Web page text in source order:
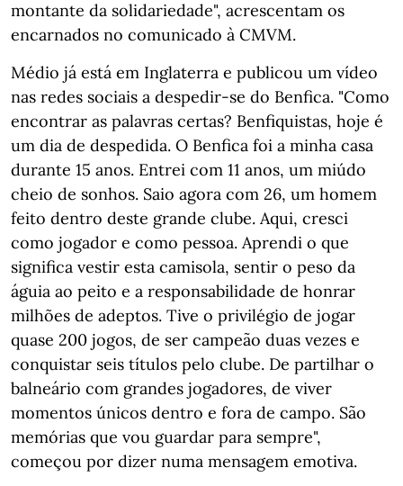
montante da solidariedade", acrescentam os
encarnados no comunicado à CMVM.
Médio já está em Inglaterra e publicou um vídeo
nas redes sociais a despedir-se do Benfica. "Como
encontrar as palavras certas? Benfiquistas, hoje é
um dia de despedida. O Benfica foi a minha casa
durante 15 anos. Entrei com 11 anos, um miúdo
cheio de sonhos. Saio agora com 26, um homem
feito dentro deste grande clube. Aqui, cresci
como jogador e como pessoa. Aprendi o que
significa vestir esta camisola, sentir o peso da
águia ao peito e a responsabilidade de honrar
milhões de adeptos. Tive o privilégio de jogar
quase 200 jogos, de ser campeão duas vezes e
conquistar seis títulos pelo clube. De partilhar o
balneário com grandes jogadores, de viver
momentos únicos dentro e fora de campo. São
memórias que vou guardar para sempre",
começou por dizer numa mensagem emotiva.